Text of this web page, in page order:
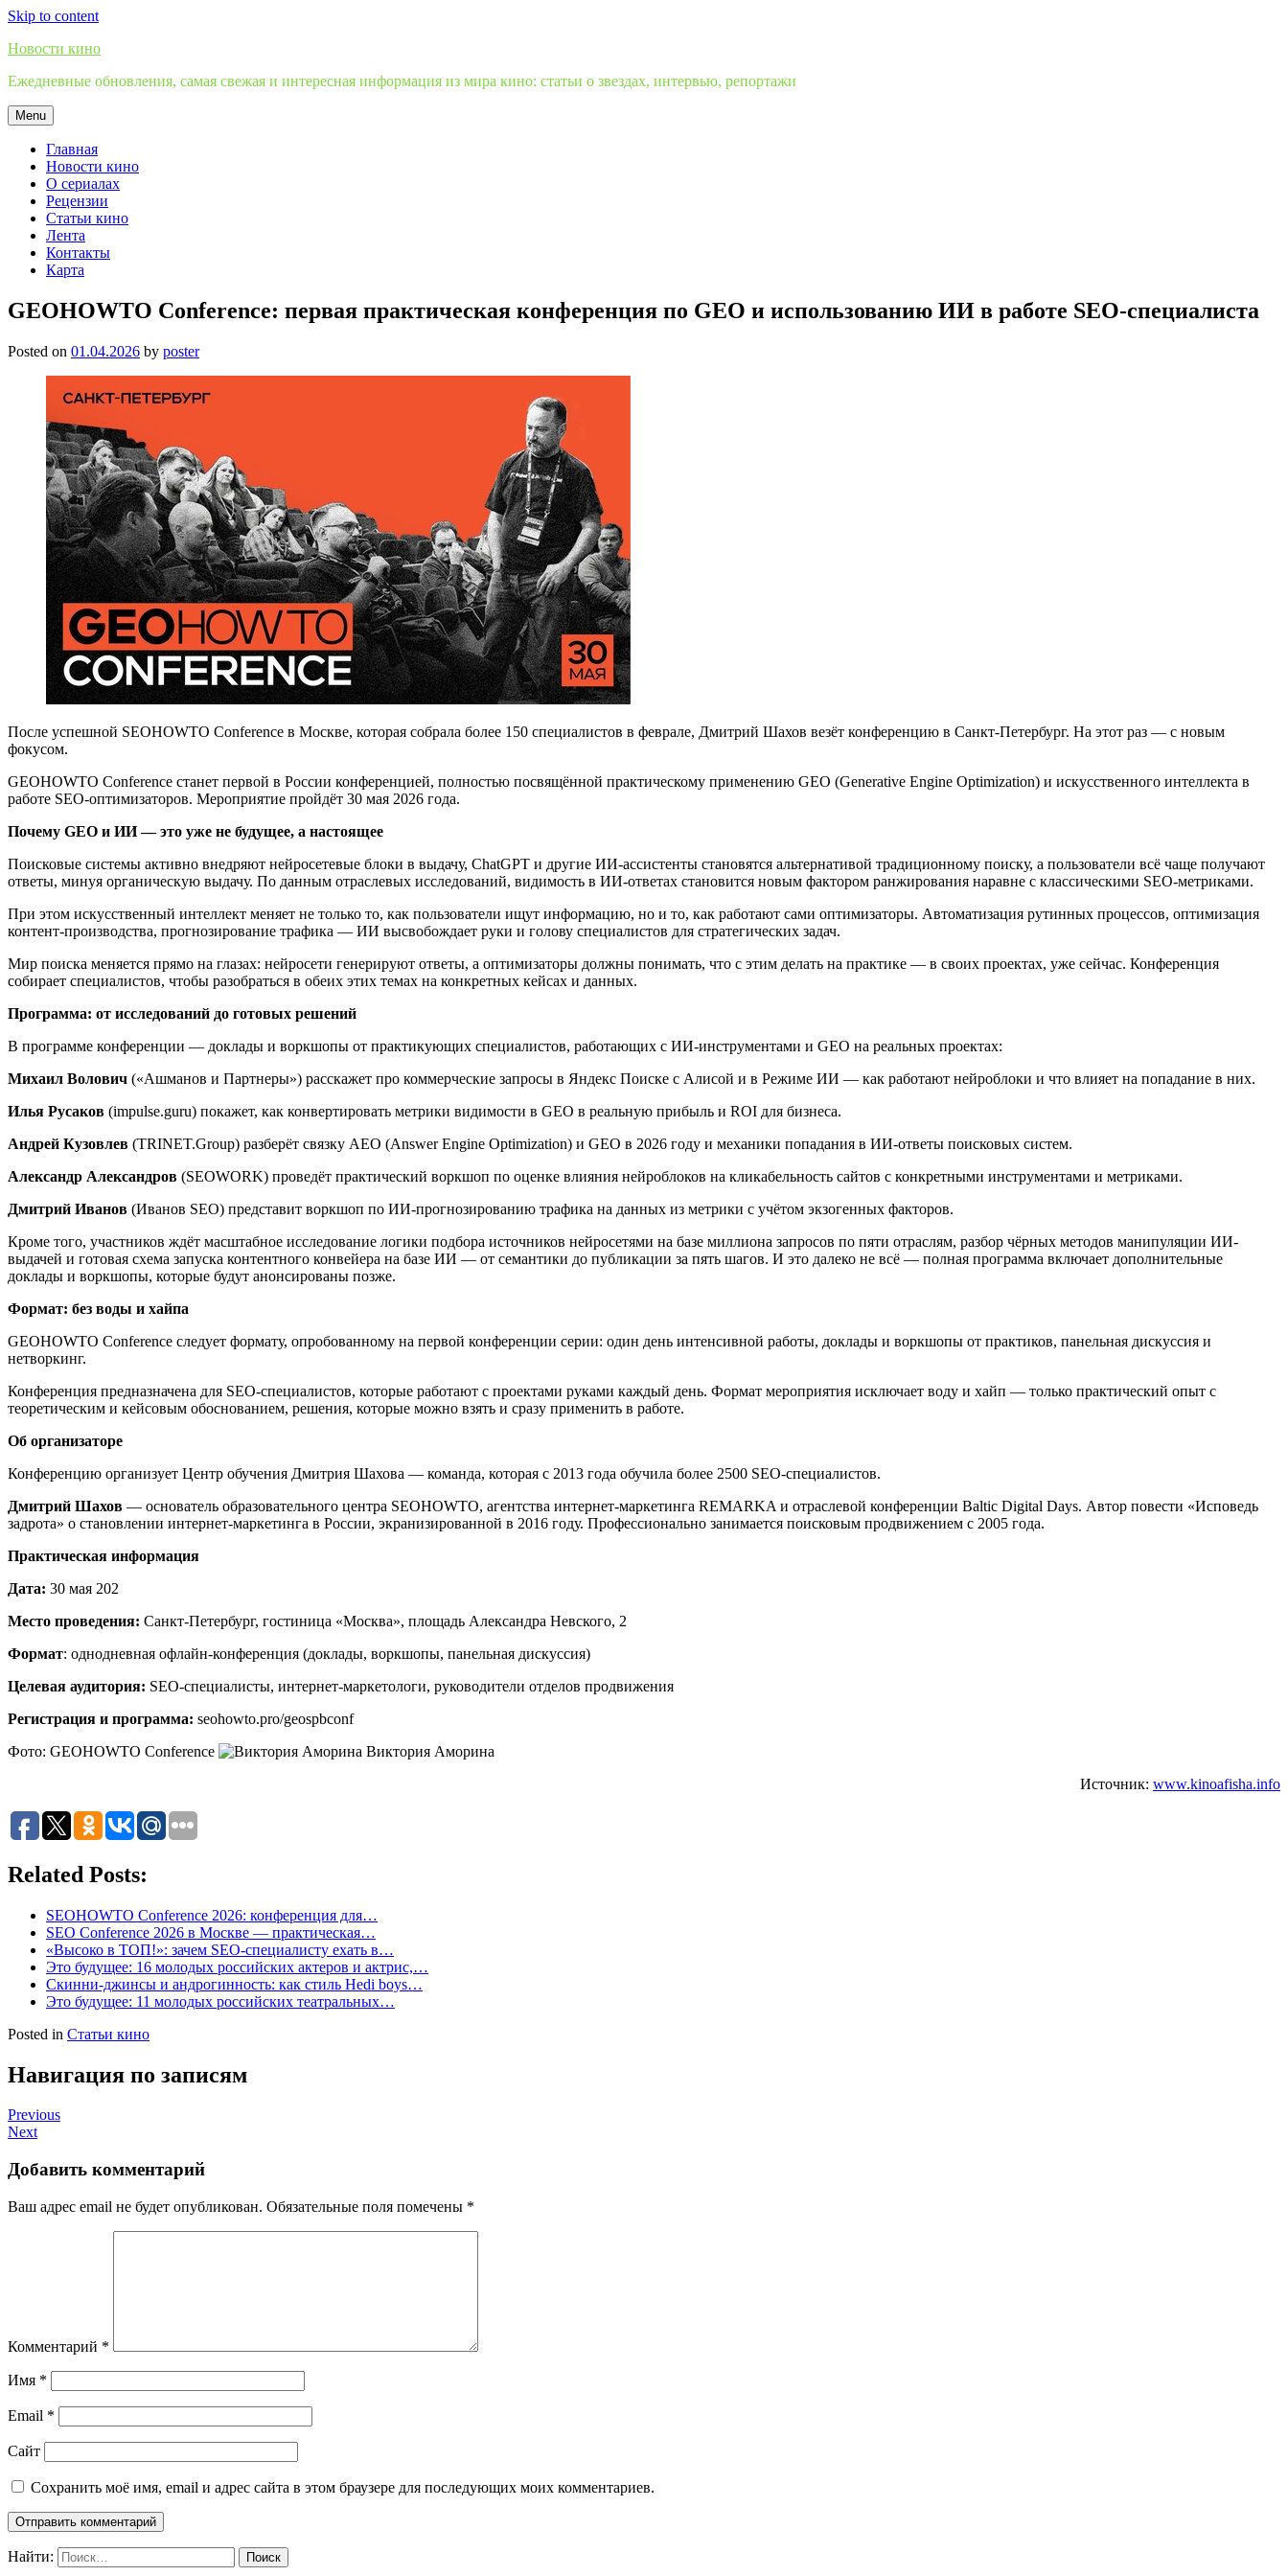
Skip to content
Новости кино
Ежедневные обновления, самая свежая и интересная информация из мира кино: статьи о звездах, интервью, репортажи
Menu
Главная
Новости кино
О сериалах
Рецензии
Статьи кино
Лента
Контакты
Карта
GEOHOWTO Conference: первая практическая конференция по GEO и использованию ИИ в работе SEO-специалиста
Posted on 01.04.2026 by poster
После успешной SEOHOWTO Conference в Москве, которая собрала более 150 специалистов в феврале, Дмитрий Шахов везёт конференцию в Санкт-Петербург. На этот раз — с новым
фокусом.
GEOHOWTO Conference станет первой в России конференцией, полностью посвящённой практическому применению GEO (Generative Engine Optimization) и искусственного интеллекта в
работе SEO-оптимизаторов. Мероприятие пройдёт 30 мая 2026 года.
Почему GEO и ИИ — это уже не будущее, а настоящее
Поисковые системы активно внедряют нейросетевые блоки в выдачу, ChatGPT и другие ИИ-ассистенты становятся альтернативой традиционному поиску, а пользователи всё чаще получают
ответы, минуя органическую выдачу. По данным отраслевых исследований, видимость в ИИ-ответах становится новым фактором ранжирования наравне с классическими SEO-метриками.
При этом искусственный интеллект меняет не только то, как пользователи ищут информацию, но и то, как работают сами оптимизаторы. Автоматизация рутинных процессов, оптимизация
контент-производства, прогнозирование трафика — ИИ высвобождает руки и голову специалистов для стратегических задач.
Мир поиска меняется прямо на глазах: нейросети генерируют ответы, а оптимизаторы должны понимать, что с этим делать на практике — в своих проектах, уже сейчас. Конференция
собирает специалистов, чтобы разобраться в обеих этих темах на конкретных кейсах и данных.
Программа: от исследований до готовых решений
В программе конференции — доклады и воркшопы от практикующих специалистов, работающих с ИИ-инструментами и GEO на реальных проектах:
Михаил Волович («Ашманов и Партнеры») расскажет про коммерческие запросы в Яндекс Поиске с Алисой и в Режиме ИИ — как работают нейроблоки и что влияет на попадание в них.
Илья Русаков (impulse.guru) покажет, как конвертировать метрики видимости в GEO в реальную прибыль и ROI для бизнеса.
Андрей Кузовлев (TRINET.Group) разберёт связку AEO (Answer Engine Optimization) и GEO в 2026 году и механики попадания в ИИ-ответы поисковых систем.
Александр Александров (SEOWORK) проведёт практический воркшоп по оценке влияния нейроблоков на кликабельность сайтов с конкретными инструментами и метриками.
Дмитрий Иванов (Иванов SEO) представит воркшоп по ИИ-прогнозированию трафика на данных из метрики с учётом экзогенных факторов.
Кроме того, участников ждёт масштабное исследование логики подбора источников нейросетями на базе миллиона запросов по пяти отраслям, разбор чёрных методов манипуляции ИИ-
выдачей и готовая схема запуска контентного конвейера на базе ИИ — от семантики до публикации за пять шагов. И это далеко не всё — полная программа включает дополнительные
доклады и воркшопы, которые будут анонсированы позже.
Формат: без воды и хайпа
GEOHOWTO Conference следует формату, опробованному на первой конференции серии: один день интенсивной работы, доклады и воркшопы от практиков, панельная дискуссия и
нетворкинг.
Конференция предназначена для SEO-специалистов, которые работают с проектами руками каждый день. Формат мероприятия исключает воду и хайп — только практический опыт с
теоретическим и кейсовым обоснованием, решения, которые можно взять и сразу применить в работе.
Об организаторе
Конференцию организует Центр обучения Дмитрия Шахова — команда, которая с 2013 года обучила более 2500 SEO-специалистов.
Дмитрий Шахов — основатель образовательного центра SEOHOWTO, агентства интернет-маркетинга REMARKA и отраслевой конференции Baltic Digital Days. Автор повести «Исповедь
задрота» о становлении интернет-маркетинга в России, экранизированной в 2016 году. Профессионально занимается поисковым продвижением с 2005 года.
Практическая информация
Дата: 30 мая 202
Место проведения: Санкт-Петербург, гостиница «Москва», площадь Александра Невского, 2
Формат: однодневная офлайн-конференция (доклады, воркшопы, панельная дискуссия)
Целевая аудитория: SEO-специалисты, интернет-маркетологи, руководители отделов продвижения
Регистрация и программа: seohowto.pro/geospbconf
Фото: GEOHOWTO Conference
Виктория Аморина
Источник: www.kinoafisha.info
Related Posts:
SEOHOWTO Conference 2026: конференция для…
SEO Conference 2026 в Москве — практическая…
«Высоко в ТОП!»: зачем SEO-специалисту ехать в…
Это будущее: 16 молодых российских актеров и актрис,…
Скинни-джинсы и андрогинность: как стиль Hedi boys…
Это будущее: 11 молодых российских театральных…
Posted in Статьи кино
Навигация по записям
Previous
Next
Добавить комментарий
Ваш адрес email не будет опубликован. Обязательные поля помечены *
Комментарий *
Имя *
Email *
Сайт
Сохранить моё имя, email и адрес сайта в этом браузере для последующих моих комментариев.
Найти: